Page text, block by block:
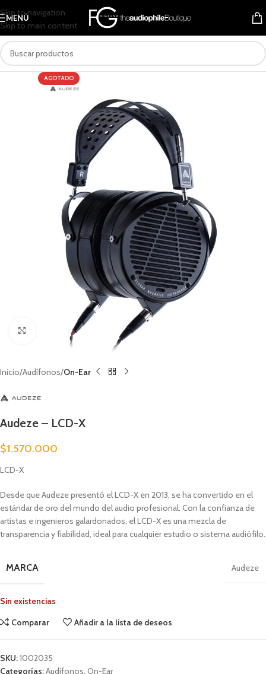
Skip to navigation
Skip to main content
MENÚ
AGOTADO
Clic para ampliar
Inicio Audífonos On-Ear
Audeze – LCD-X
$1.570.000
LCD-X
Desde que Audeze presentó el LCD-X en 2013, se ha convertido en el
estándar de oro del mundo del audio profesional. Con la confianza de
artistas e ingenieros galardonados, el LCD-X es una mezcla de
transparencia y fiabilidad, ideal para cualquier estudio o sistema audiófilo.
MARCA Audeze
Sin existencias
Comparar
Añadir a la lista de deseos
SKU:1002035
Categorías:Audífonos, On-Ear